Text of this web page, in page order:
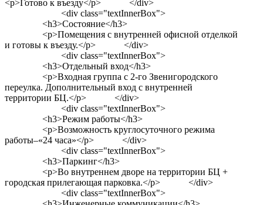
<p>Готово к въезду</p> </div>
<div class="textInnerBox">
<h3>Состояние</h3>
<p>Помещения с внутренней офисной отделкой
и готовы к въезду.</p> </div>
<div class="textInnerBox">
<h3>Отдельный вход</h3>
<p>Входная группа с 2-го Звенигородского
переулка. Дополнительный вход с внутренней
территории БЦ.</p> </div>
<div class="textInnerBox">
<h3>Режим работы</h3>
<p>Возможность круглосуточного режима
работы–«24 часа»</p> </div>
<div class="textInnerBox">
<h3>Паркинг</h3>
<p>Во внутреннем дворе на территории БЦ +
городская прилегающая парковка.</p> </div>
<div class="textInnerBox">